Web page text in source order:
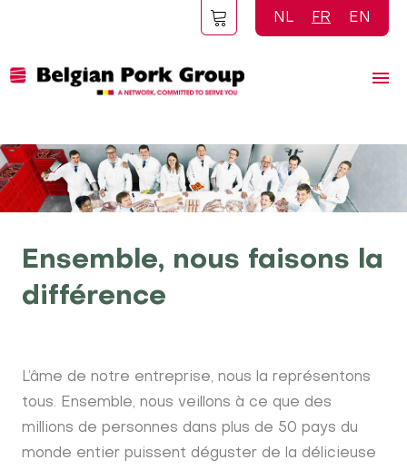
NL FR EN
Ensemble, nous faisons la
différence
L’âme de notre entreprise, nous la représentons
tous. Ensemble, nous veillons à ce que des
millions de personnes dans plus de 50 pays du
monde entier puissent déguster de la délicieuse